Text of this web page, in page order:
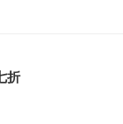
折